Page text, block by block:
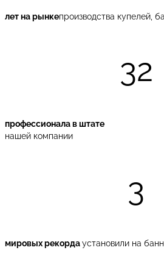
лет на рынкепроизводства купелей,
32
профессионала в штате
нашей компании
3
мировых рекордаустановили на